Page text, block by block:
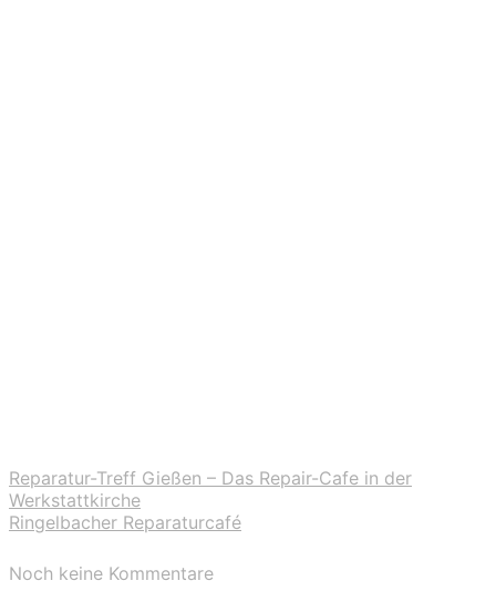
Reparatur-Treff Gießen – Das Repair-Cafe in der
Werkstattkirche
Ringelbacher Reparaturcafé
Noch keine Kommentare